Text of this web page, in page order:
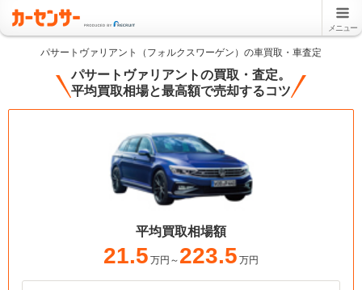
メニュー
パサートヴァリアント（フォルクスワーゲン）の車買取・車査定
パサートヴァリアントの買取・査定。
平均買取相場と最高額で売却するコツ
平均買取相場額
21.5 万円～ 223.5 万円